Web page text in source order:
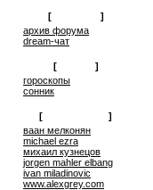
[
]
архив форума
dream-чат
[
]
гороскопы
сонник
[
]
ваан мелконян
michael ezra
михаил кузнецов
jorgen mahler elbang
ivan miladinovic
www.alexgrey.com